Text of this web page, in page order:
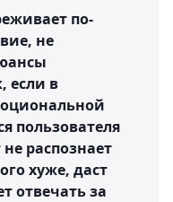
по-
не
если в
пользователя
распознает
хуже, даст
отвечать за